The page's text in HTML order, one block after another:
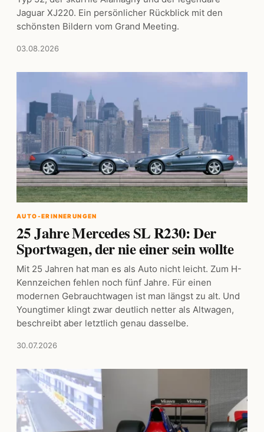
Jaguar XJ220. Ein persönlicher Rückblick mit den
schönsten Bildern vom Grand Meeting.
03.08.2026
AUTO-ERINNERUNGEN
25 Jahre Mercedes SL R230: Der
Sportwagen, der nie einer sein wollte
Mit 25 Jahren hat man es als Auto nicht leicht. Zum H-
Kennzeichen fehlen noch fünf Jahre. Für einen
modernen Gebrauchtwagen ist man längst zu alt. Und
Youngtimer klingt zwar deutlich netter als Altwagen,
beschreibt aber letztlich genau dasselbe.
30.07.2026